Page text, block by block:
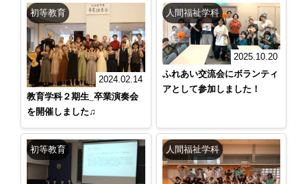
初等教育
2024.02.14
教育学科２期生_卒業演奏会
を開催しました♫
人間福祉学科
2025.10.20
ふれあい交流会にボランティ
アとして参加しました！
初等教育 人間福祉学科